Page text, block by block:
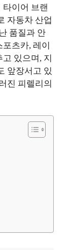
이어 브랜
자동차 산업
품질과 안
츠카, 레이
있으며, 지
앞장서고 있
진 피렐리의